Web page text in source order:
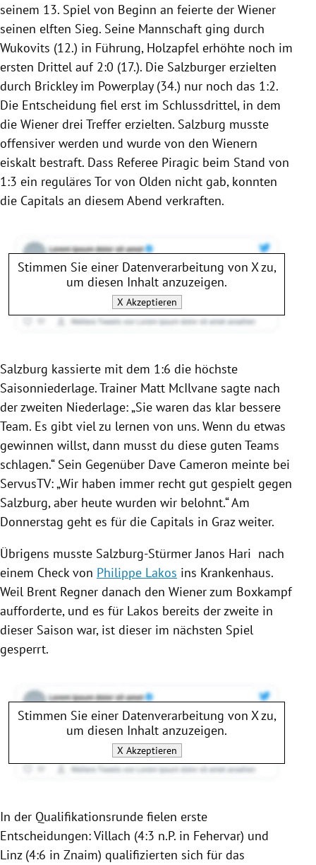
seinem 13. Spiel von Beginn an feierte der Wiener
seinen elften Sieg. Seine Mannschaft ging durch
Wukovits (12.) in Führung, Holzapfel erhöhte noch im
ersten Drittel auf 2:0 (17.). Die Salzburger erzielten
durch Brickley im Powerplay (34.) nur noch das 1:2.
Die Entscheidung fiel erst im Schlussdrittel, in dem
die Wiener drei Treffer erzielten. Salzburg musste
offensiver werden und wurde von den Wienern
eiskalt bestraft. Dass Referee Piragic beim Stand von
1:3 ein reguläres Tor von Olden nicht gab, konnten
die Capitals an diesem Abend verkraften.
Stimmen Sie einer Datenverarbeitung von Xzu,
um diesen Inhalt anzuzeigen.
X Akzeptieren
Salzburg kassierte mit dem 1:6 die höchste
Saisonniederlage. Trainer Matt McIlvane sagte nach
der zweiten Niederlage: „Sie waren das klar bessere
Team. Es gibt viel zu lernen von uns. Wenn du etwas
gewinnen willst, dann musst du diese guten Teams
schlagen.“ Sein Gegenüber Dave Cameron meinte bei
ServusTV: „Wir haben immer recht gut gespielt gegen
Salzburg, aber heute wurden wir belohnt.“ Am
Donnerstag geht es für die Capitals in Grazweiter.
Übrigens musste Salzburg-Stürmer Janos Hari nach
einem Check von Philippe Lakos ins Krankenhaus.
Weil Brent Regner danach den Wiener zum Boxkampf
aufforderte, und es für Lakos bereits der zweite in
dieser Saison war, ist dieser im nächsten Spiel
gesperrt.
Stimmen Sie einer Datenverarbeitung von Xzu,
um diesen Inhalt anzuzeigen.
X Akzeptieren
In der Qualifikationsrunde fielen erste
Entscheidungen:Villach (4:3 n.P. in Fehervar) und
Linz(4:6 in Znaim) qualifizierten sich für das